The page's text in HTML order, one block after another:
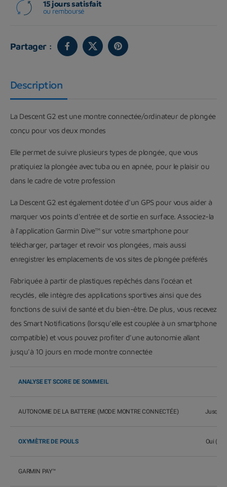
15 jours satisfait
ou remboursé
Partager :
Description
La Descent G2 est une montre connectée/ordinateur de plongée
conçu pour vos deux mondes
Elle permet de suivre plusieurs types de plongée, que vous
pratiquiez la plongée avec tuba ou en apnée, pour le plaisir ou
dans le cadre de votre profession
La Descent G2 est également dotée d'un GPS pour vous aider à
marquer vos points d'entrée et de sortie en surface. Associez-la
à l'application Garmin Dive™ sur votre smartphone pour
télécharger, partager et revoir vos plongées, mais aussi
enregistrer les emplacements de vos sites de plongée préférés
Fabriquée à partir de plastiques repêchés dans l'océan et
recyclés, elle intègre des applications sportives ainsi que des
fonctions de suivi de santé et du bien-être. De plus, vous recevez
des Smart Notifications (lorsqu'elle est couplée à un smartphone
compatible) et vous pouvez profiter d'une autonomie allant
jusqu'à 10 jours en mode montre connectée
ANALYSE ET SCORE DE SOMMEIL
AUTONOMIE DE LA BATTERIE (MODE MONTRE CONNECTÉE) Jusqu'à
OXYMÈTRE DE POULS Oui
GARMIN PAY™